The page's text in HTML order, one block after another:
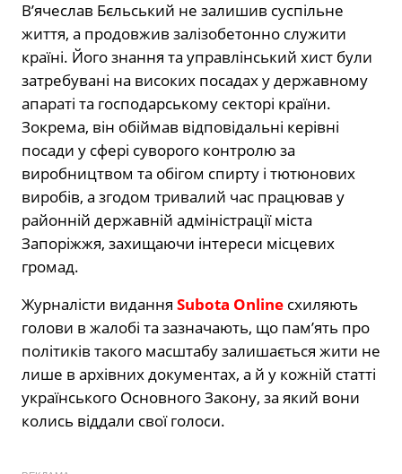
В’ячеслав Бєльський не залишив суспільне
життя, а продовжив залізобетонно служити
країні. Його знання та управлінський хист були
затребувані на високих посадах у державному
апараті та господарському секторі країни.
Зокрема, він обіймав відповідальні керівні
посади у сфері суворого контролю за
виробництвом та обігом спирту і тютюнових
виробів, а згодом тривалий час працював у
районній державній адміністрації міста
Запоріжжя, захищаючи інтереси місцевих
громад.
Журналісти видання Subota Online схиляють
голови в жалобі та зазначають, що пам’ять про
політиків такого масштабу залишається жити не
лише в архівних документах, а й у кожній статті
українського Основного Закону, за який вони
колись віддали свої голоси.